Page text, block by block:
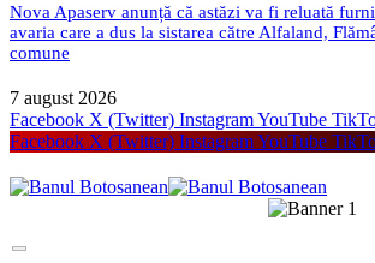
Nova Apaserv anunță că astăzi va fi reluată
avaria care a dus la sistarea către Alfaland,
comune
7 august 2026
Facebook X (Twitter) InstagramYouTube
Facebook X (Twitter) InstagramYouTube